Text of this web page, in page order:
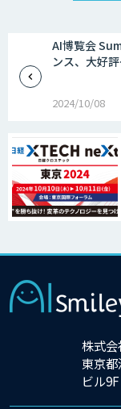
AI博覧会
ンス、大好
2024/10/08
株式
東京
ビル9F